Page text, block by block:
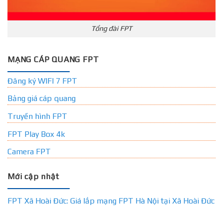
Tổng đài FPT
MẠNG CÁP QUANG FPT
Đăng ký WIFI 7 FPT
Bảng giá cáp quang
Truyền hình FPT
FPT Play Box 4k
Camera FPT
Mới cập nhật
FPT Xã Hoài Đức: Giá lắp mạng FPT Hà Nội tại Xã Hoài Đức